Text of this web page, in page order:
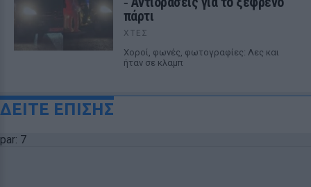
πάρτι
ΧΤΕΣ
Χοροί, φωνές, φωτογραφίες: Λες και
ήταν σε κλαμπ
ΔΕΙΤΕ ΕΠΙΣΗΣ
par: 7